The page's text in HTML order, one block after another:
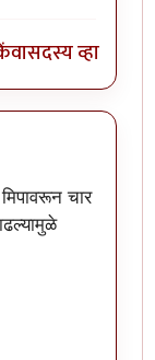
सदस्य व्हा
चार